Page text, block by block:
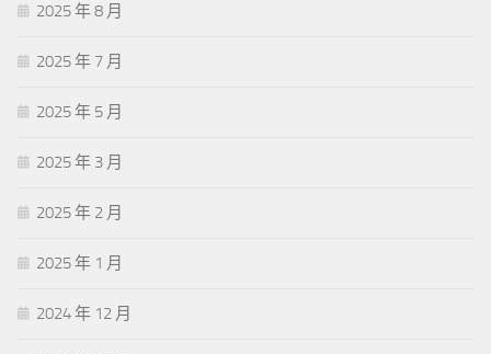
2025 年 8 月
2025 年 7 月
2025 年 5 月
2025 年 3 月
2025 年 2 月
2025 年 1 月
2024 年 12 月